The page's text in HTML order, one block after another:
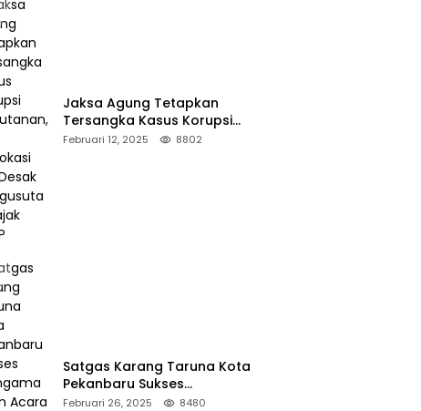
Jaksa Agung Tetapkan
Tersangka Kasus Korupsi
Kehutanan, DPP Advokasi IPJI
Februari 12, 2025 8802
Satgas Karang Taruna Kota
Pekanbaru Sukses
Mengamankan Acara Temu
Februari 26, 2025 8480